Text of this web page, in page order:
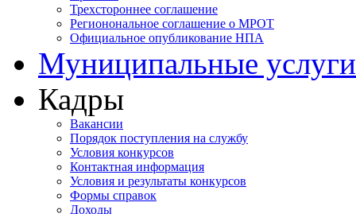
Трехстороннее соглашение
Регионональное соглашение о МРОТ
Официальное опубликование НПА
Муниципальные услуги
Кадры
Вакансии
Порядок поступления на службу
Условия конкурсов
Контактная информация
Условия и результаты конкурсов
Формы справок
Доходы